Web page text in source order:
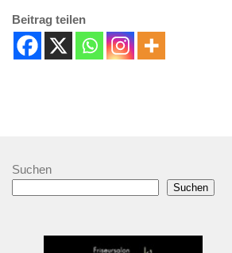
Beitrag teilen
Suchen
Suchen